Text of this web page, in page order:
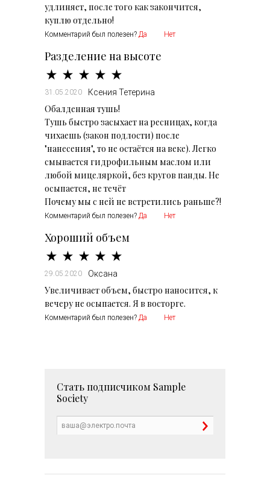
удлиняет, после того как закончится,
куплю отдельно!
Комментарий был полезен? Да Нет
Разделение на высоте
31.05.2020 Ксения Тетерина
Обалденная тушь!
Тушь быстро засыхает на ресницах, когда
чихаешь (закон подлости) после
"нанесения", то не остаётся на веке). Легко
смывается гидрофильным маслом или
любой мицеляркой, без кругов панды. Не
осыпается, не течёт
Почему мы с ней не встретились раньше?!
Комментарий был полезен? Да Нет
Хороший объем
29.05.2020 Оксана
Увеличивает объем, быстро наносится, к
вечеру не осыпается. Я в восторге.
Комментарий был полезен? Да Нет
Стать подписчиком Sample
Society